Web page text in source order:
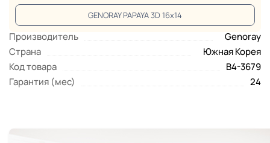
GENORAY PAPAYA 3D 16x14
Производитель
Genoray
Страна
Южная Корея
Код товара
B4-3679
Гарантия (мес)
24